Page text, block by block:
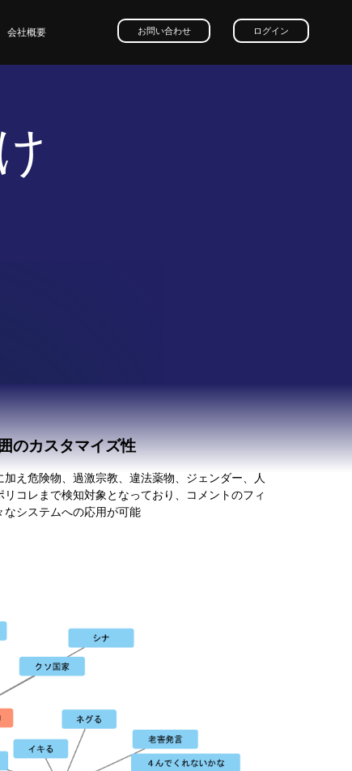
会社概要 お問い合わせ ログイン
のカスタマイズ性
え危険物、過激宗教、違法薬物、ジェンダー、人
コレまで検知対象となっており、コメントのフィ
なシステムへの応用が可能